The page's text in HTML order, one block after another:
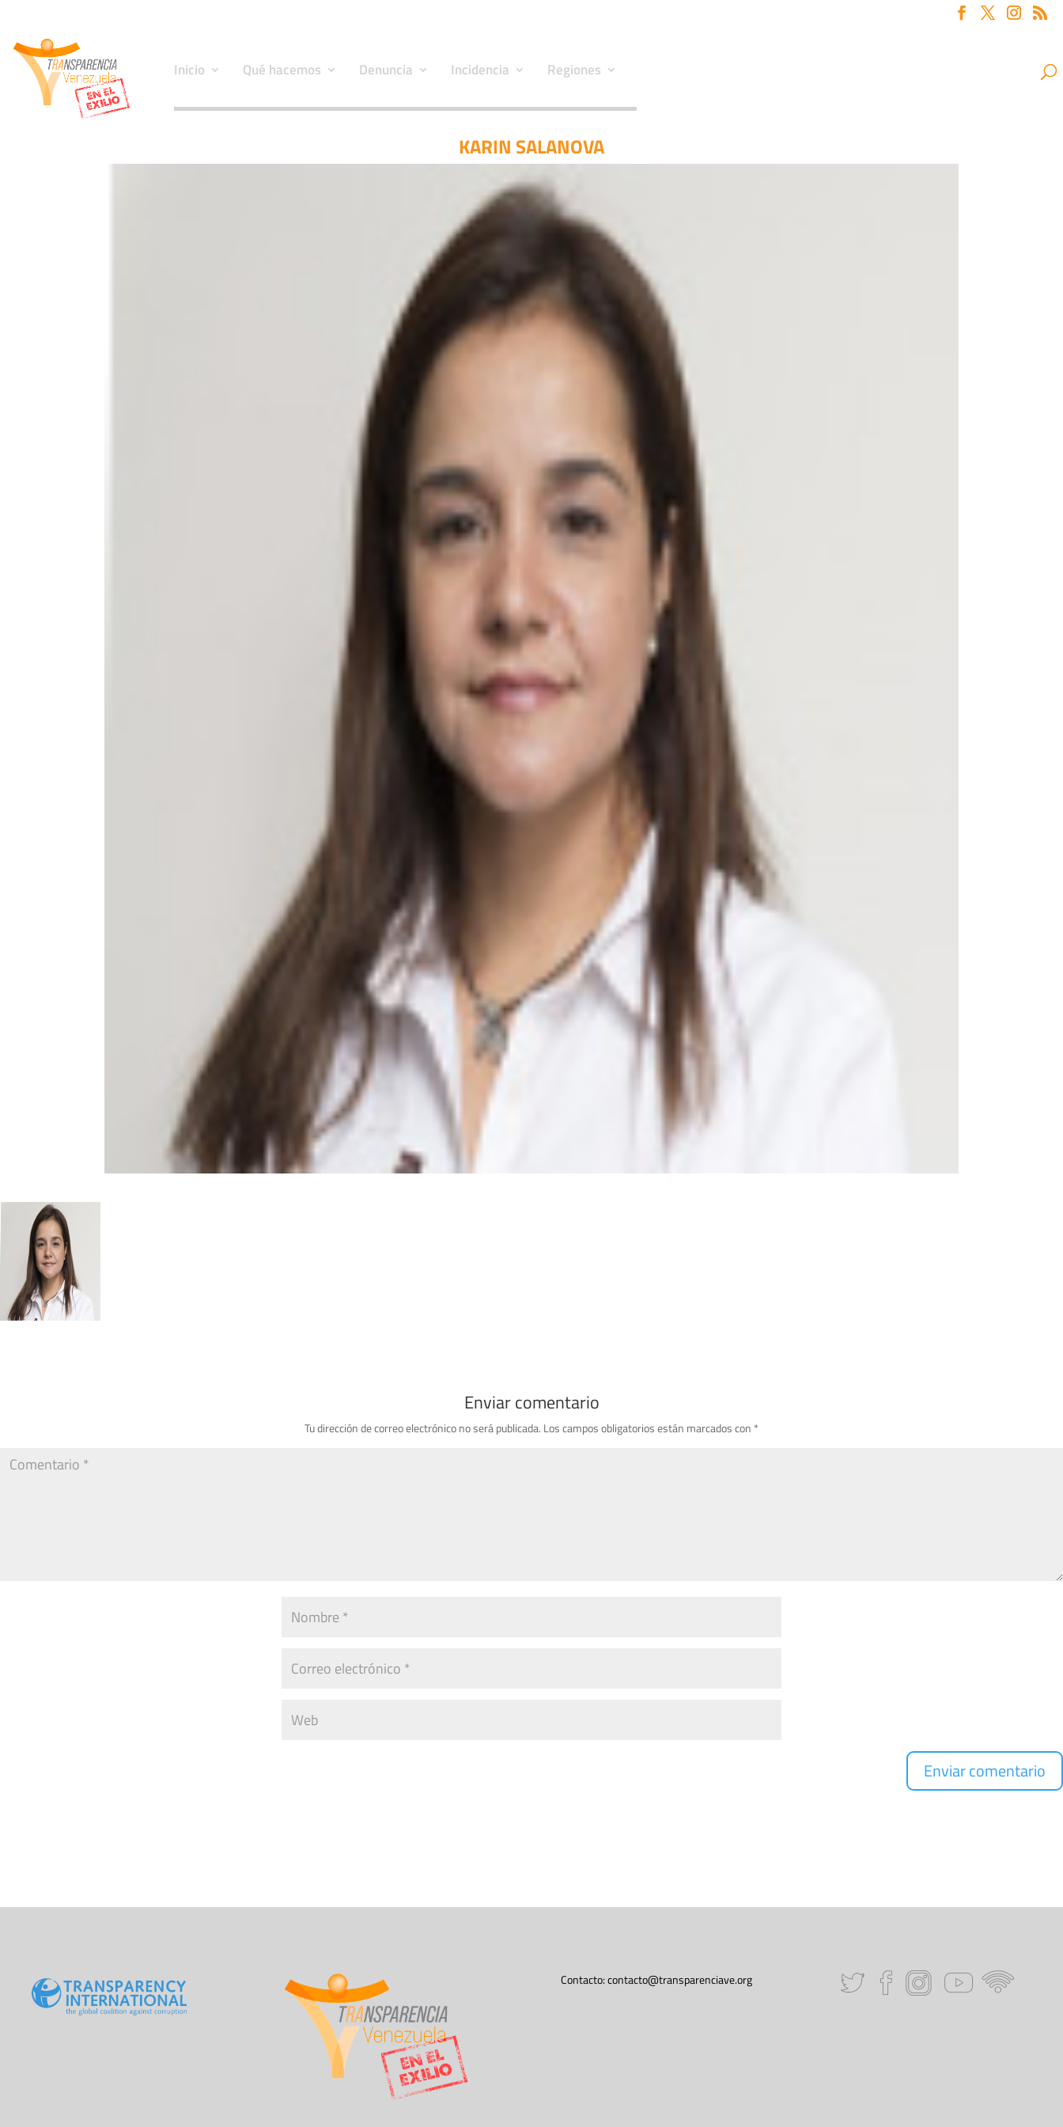
Inicio Qué hacemos Denuncia Incidencia Regiones
KARIN SALANOVA
Enviar comentario
Tu dirección de correo electrónico no será publicada. Los campos obligatorios están marcados con *
Contacto:contacto@transparenciave.org